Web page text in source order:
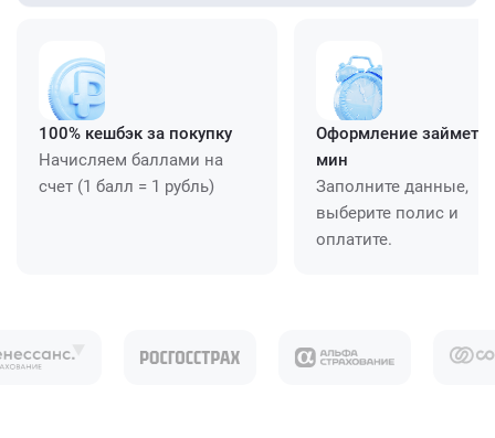
100% кешбэк за покупку
Начисляем баллами на
счет (1 балл = 1 рубль)
Оформление займет
мин
Заполните данные,
выберите полис и
оплатите.